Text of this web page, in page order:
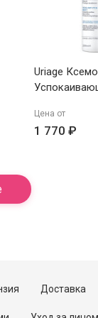
Uriage
Цена от
1 770 ₽
Доставка